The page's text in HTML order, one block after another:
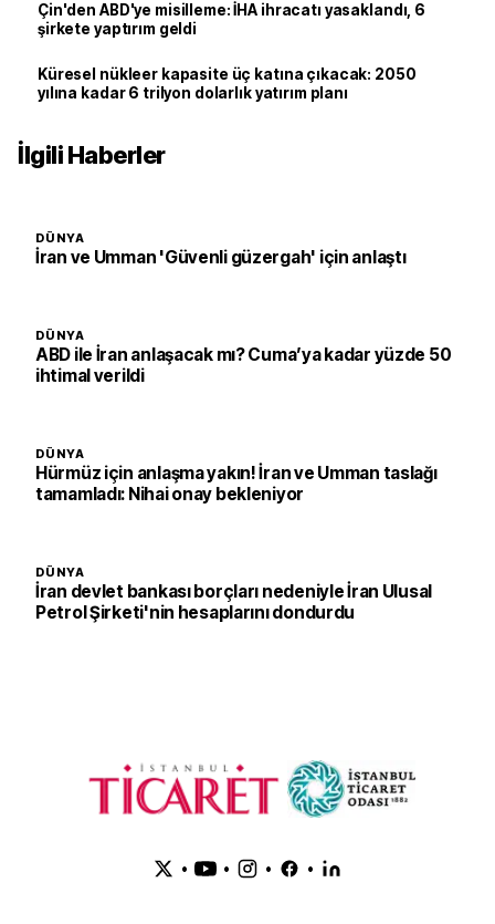
Çin'den ABD'ye misilleme: İHA ihracatı yasaklandı, 6
şirkete yaptırım geldi
Küresel nükleer kapasite üç katına çıkacak: 2050
yılına kadar 6 trilyon dolarlık yatırım planı
İlgili Haberler
DÜNYA
İran ve Umman 'Güvenli güzergah' için anlaştı
DÜNYA
ABD ile İran anlaşacak mı? Cuma’ya kadar yüzde 50
ihtimal verildi
DÜNYA
Hürmüz için anlaşma yakın! İran ve Umman taslağı
tamamladı: Nihai onay bekleniyor
DÜNYA
İran devlet bankası borçları nedeniyle İran Ulusal
Petrol Şirketi'nin hesaplarını dondurdu
• • • •